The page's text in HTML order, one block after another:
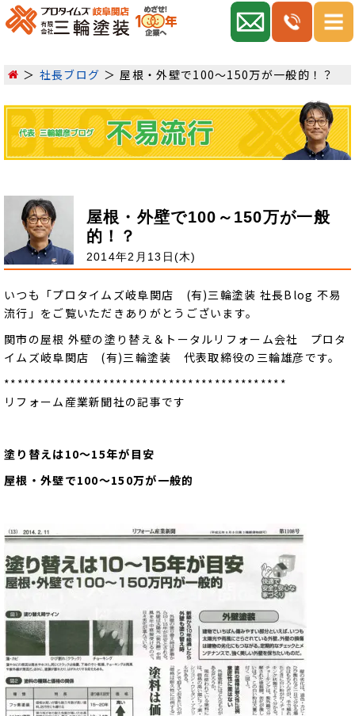
社長ブログ 屋根・外壁で100～150万が一般的！？
屋根・外壁で100～150万が一般
的！？
2014年2月13日(木)
いつも「プロタイムズ岐阜関店 (有)三輪塗装 社長Blog 不易
流行」をご覧いただきありがとうございます。
関市の屋根 外壁の塗り替え＆トータルリフォーム会社 プロタ
イムズ岐阜関店 (有)三輪塗装 代表取締役の三輪雄彦です。
*******************************************
リフォーム産業新聞社の記事です
塗り替えは10～15年が目安
屋根・外壁で100～150万が一般的